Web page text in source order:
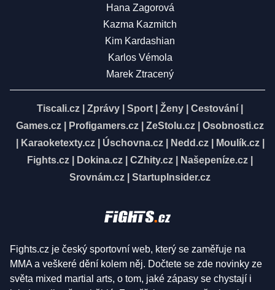
Hana Zagorová
Kazma Kazmitch
Kim Kardashian
Karlos Vémola
Marek Ztracený
Tiscali.cz Zprávy Sport Ženy Cestování
Games.cz
Profigamers.cz ZeStolu.cz
Osobnosti.cz
Karaoketexty.cz| Úschovna.cz| Nedd.cz| Moulík.cz|
Fights.cz
Dokina.cz CZhity.cz Našepeníze.cz
Srovnám.cz
StartupInsider.cz
Fights.cz je český sportovní web, který se zaměřuje na
MMA a veškeré dění kolem něj. Dočtete se zde novinky ze
světa mixed martial arts, o tom, jaké zápasy se chystají i